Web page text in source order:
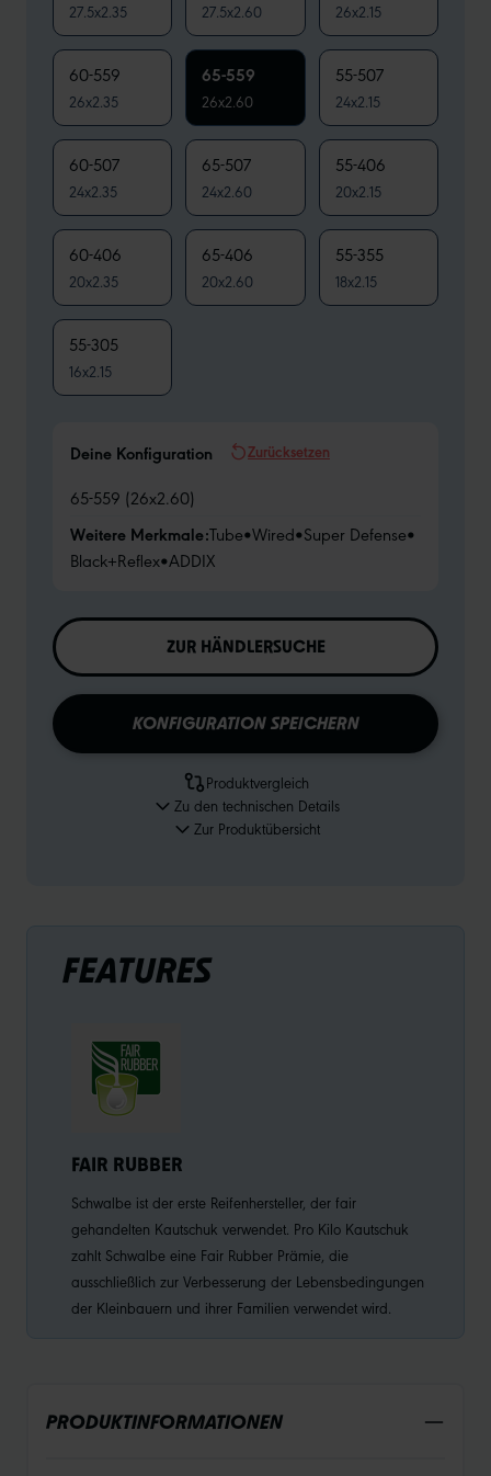
27.5x2.35 27.5x2.60 26x2.15
60-559
26x2.35
65-559
26x2.60
55-507
24x2.15
60-507
24x2.35
65-507
24x2.60
55-406
20x2.15
60-406
20x2.35
65-406
20x2.60
55-355
18x2.15
55-305
16x2.15
Deine Konfiguration Zurücksetzen
65-559 (26x2.60)
Weitere Merkmale:Tube•Wired•Super Defense•
Black+Reflex•ADDIX
ZUR HÄNDLERSUCHE
KONFIGURATION SPEICHERN
Produktvergleich
Zu den technischen Details
Zur Produktübersicht
FEATURES
FAIR RUBBER
Schwalbe ist der erste Reifenhersteller, der fair
gehandelten Kautschuk verwendet. Pro Kilo Kautschuk
zahlt Schwalbe eine Fair Rubber Prämie, die
ausschließlich zur Verbesserung der Lebensbedingungen
der Kleinbauern und ihrer Familien verwendet wird.
PRODUKTINFORMATIONEN